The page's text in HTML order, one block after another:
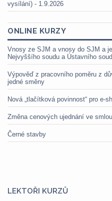
vysílání) - 1.9.2026
ONLINE KURZY
Vnosy ze SJM a vnosy do SJM a
Nejvyššího soudu a Ústavního
Výpověď z pracovního poměru z
jedné směny
Nová „tlačítková povinnost“ pro e-
Změna cenových ujednání ve
Černé stavby
LEKTOŘI KURZŮ